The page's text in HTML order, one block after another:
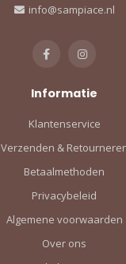
info@sampiace.nl
Informatie
Klantenservice
Verzenden &
Betaalmethoden
Privacybeleid
Algemene voorwaarden
Over ons